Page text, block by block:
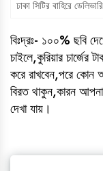
ঢাকা সিটির বাহিরে
বিঃদ্রঃ- ১০০% ছবি
চাইলে,কুরিয়ার
করে রাখবেন,পরে কোন
বিরত থাকুন,কারন
দেখা যায়।